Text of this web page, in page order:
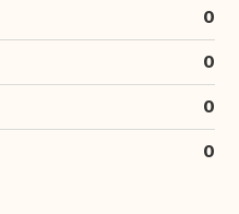
0
0
0
0